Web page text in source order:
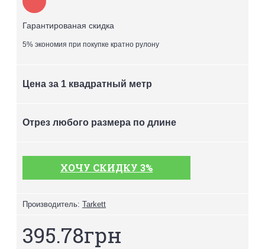
Гарантированая скидка
5% экономия при покупке кратно рулону
Цена за 1 квадратный метр
Отрез любого размера по длине
ХОЧУ СКИДКУ 3%
Производитель: Tarkett
395.78грн